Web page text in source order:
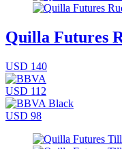
Quilla Futures
USD 140
USD 112
USD 98